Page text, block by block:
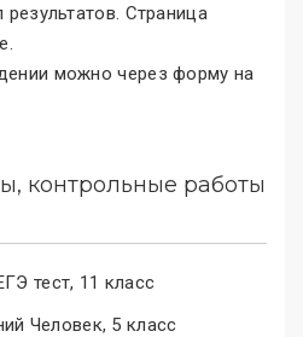
Страница
можно через форму на
контрольные работы
тест, 11 класс
Человек, 5 класс